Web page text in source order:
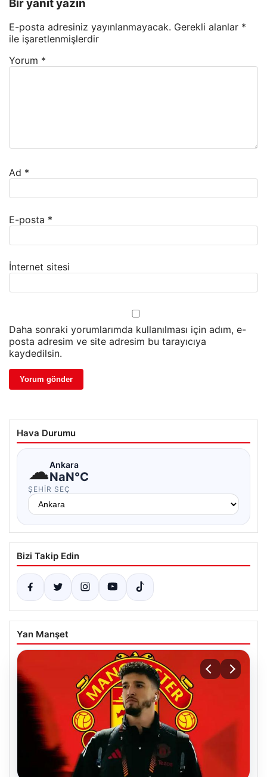
Bir yanıt yazın
E-posta adresiniz yayınlanmayacak. Gerekli alanlar *
ile işaretlenmişlerdir
Yorum *
Ad *
E-posta *
İnternet sitesi
Daha sonraki yorumlarımda kullanılması için adım, e-
posta adresim ve site adresim bu tarayıcıya
kaydedilsin.
Hava Durumu
☁Ankara
NaN°C
ŞEHIR SEÇ
Bizi Takip Edin
Yan Manşet